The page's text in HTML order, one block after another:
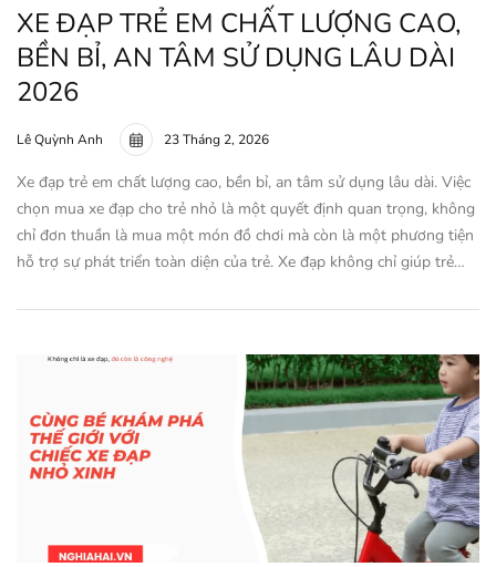
XE ĐẠP TRẺ EM CHẤT LƯỢNG CAO,
BỀN BỈ, AN TÂM SỬ DỤNG LÂU DÀI
2026
Lê Quỳnh Anh 23 Tháng 2, 2026
Xe đạp trẻ em chất lượng cao, bền bỉ, an tâm sử dụng lâu dài. Việc
chọn mua xe đạp cho trẻ nhỏ là một quyết định quan trọng, không
chỉ đơn thuần là mua một món đồ chơi mà còn là một phương tiện
hỗ trợ sự phát triển toàn diện của trẻ. Xe đạp không chỉ giúp trẻ…